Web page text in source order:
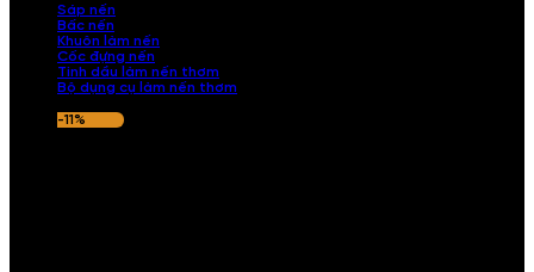
Sáp nến
Bấc nến
Khuôn làm nến
Cốc đựng nến
Tinh dầu làm nến thơm
Bộ dụng cụ làm nến thơm
-11%